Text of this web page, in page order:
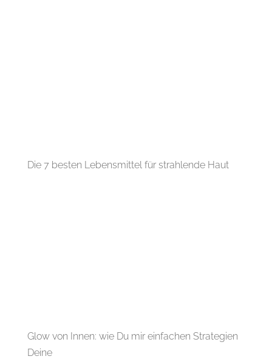
Die 7 besten Lebensmittel für strahlende Haut
Glow von Innen: wie Du mir einfachen Strategien
Deine